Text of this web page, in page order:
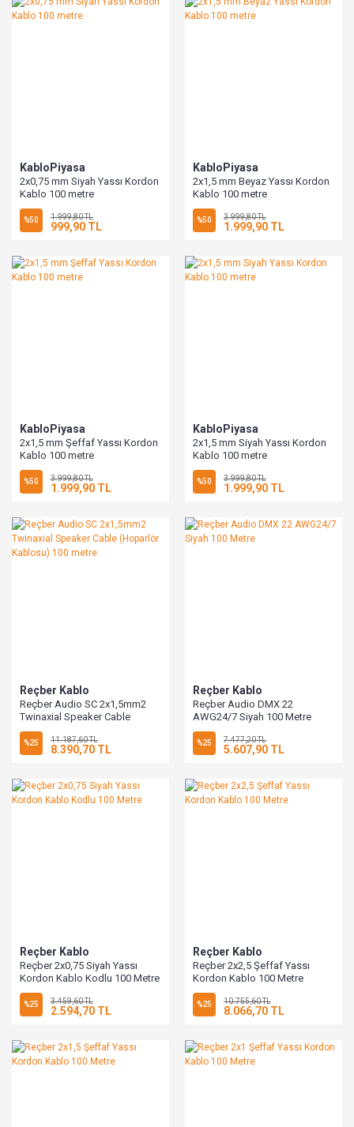
KabloPiyasa
2x0,75 mm Siyah Yassı Kordon
Kablo 100 metre
%50 1.999,80 TL
999,90 TL
KabloPiyasa
2x1,5 mm Beyaz Yassı Kordon
Kablo 100 metre
%50 3.999,80 TL
1.999,90 TL
KabloPiyasa
2x1,5 mm Şeffaf Yassı Kordon
Kablo 100 metre
%50 3.999,80 TL
1.999,90 TL
KabloPiyasa
2x1,5 mm Siyah Yassı Kordon
Kablo 100 metre
%50 3.999,80 TL
1.999,90 TL
Reçber Kablo
Reçber Audio SC 2x1,5mm2
Twinaxial Speaker Cable
(Hoparlör Kablosu) 100 metre
%25 11.187,60 TL
8.390,70 TL
Reçber Kablo
Reçber Audio DMX 22
AWG24/7 Siyah 100 Metre
%25 7.477,20 TL
5.607,90 TL
Reçber Kablo
Reçber 2x0,75 Siyah Yassı
Kordon Kablo Kodlu 100 Metre
%25 3.459,60 TL
2.594,70 TL
Reçber Kablo
Reçber 2x2,5 Şeffaf Yassı
Kordon Kablo 100 Metre
%25 10.755,60 TL
8.066,70 TL